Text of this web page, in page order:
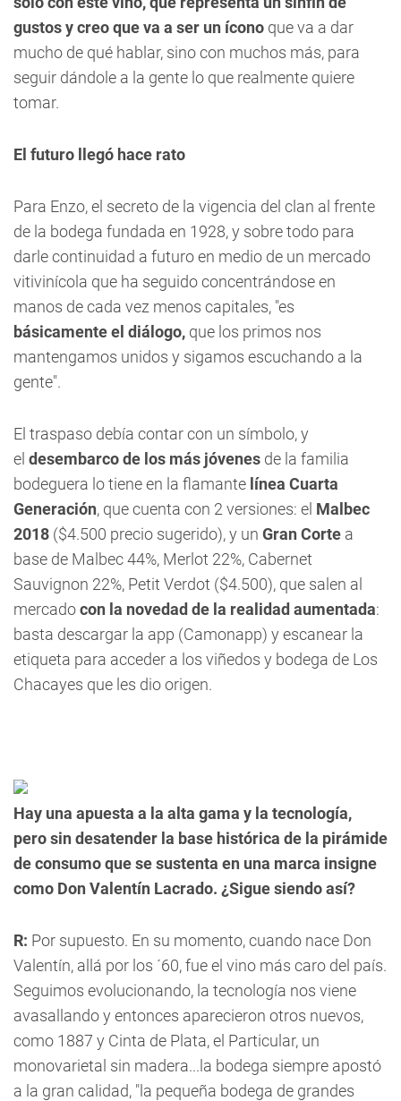
gustos y creo que va a ser un ícono que va a dar
mucho de qué hablar, sino con muchos más, para
seguir dándole a la gente lo que realmente quiere
tomar.
El futuro llegó hace rato
Para Enzo, el secreto de la vigencia del clan al frente
de la bodega fundada en 1928, y sobre todo para
darle continuidad a futuro en medio de un mercado
vitivinícola que ha seguido concentrándose en
manos de cada vez menos capitales, "es
básicamente el diálogo, que los primos nos
mantengamos unidos y sigamos escuchando a la
gente".
El traspaso debía contar con un símbolo, y
el desembarco de los más jóvenes de la familia
bodeguera lo tiene en la flamante línea Cuarta
Generación, que cuenta con 2 versiones: el Malbec
2018 ($4.500 precio sugerido), y un Gran Corte a
base de Malbec 44%, Merlot 22%, Cabernet
Sauvignon 22%, Petit Verdot ($4.500), que salen al
mercadocon la novedad de la realidad aumentada:
basta descargar la app (Camonapp) y escanear la
etiqueta para acceder a los viñedos y bodega de Los
Chacayes que les dio origen.
Hay una apuesta a la alta gama y la tecnología,
pero sin desatender la base histórica de la pirámide
de consumo que se sustenta en una marca insigne
como Don Valentín Lacrado. ¿Sigue siendo así?
R: Por supuesto. En su momento, cuando nace Don
Valentín, allá por los ´60, fue el vino más caro del país.
Seguimos evolucionando, la tecnología nos viene
avasallando y entonces aparecieron otros nuevos,
como 1887 y Cinta de Plata, el Particular, un
monovarietal sin madera...la bodega siempre apostó
a la gran calidad, "la pequeña bodega de grandes